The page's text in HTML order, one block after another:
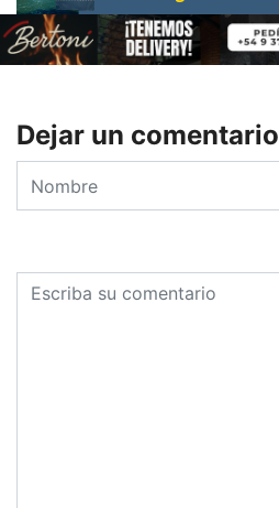
Dejar un comentario